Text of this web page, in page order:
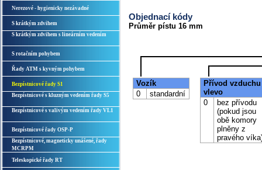
Nerezové - hygienicky nezávadné
S krátkým zdvihem
S krátkým zdvihem s lineárním vedením
S rotačním pohybem
Řady ATM s kyvným pohybem
Bezpístnicové řady S1
Bezpístnicové s kluzným vedením řady S5
Bezpístnicové s valivým vedením řady VL1
Bezpístnicové řady OSP-P
Bezpístnicové, magneticky unášené, řady
MCRPM
Teleskopické řady RT
Objednací kódy
Průměr pístu 16 mm
Vozík
0
standardní
Přívod vzduchu
vlevo
0
bez přívodu
(pokud jsou
obě komory
plněny z
pravého